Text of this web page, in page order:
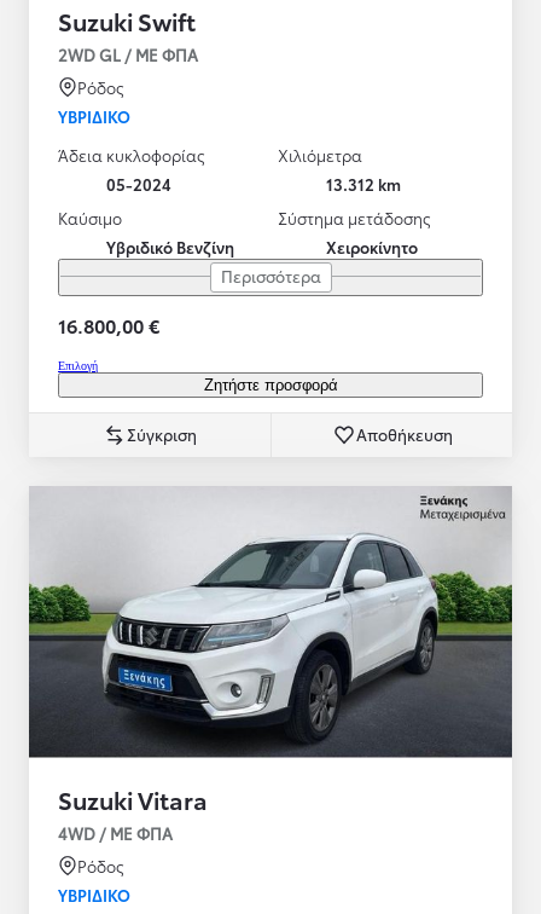
Suzuki Swift
2WD GL / ΜΕ ΦΠΑ
Ρόδος
ΥΒΡΙΔΙΚΌ
Άδεια κυκλοφορίας
05-2024
Χιλιόμετρα
13.312 km
Καύσιμο
Υβριδικό Βενζίνη
Σύστημα μετάδοσης
Χειροκίνητο
Περισσότερα
16.800,00 €
Επιλογή
Ζητήστε προσφορά
Σύγκριση Αποθήκευση
Suzuki Vitara
4WD / ME ΦΠΑ
Ρόδος
ΥΒΡΙΔΙΚΌ